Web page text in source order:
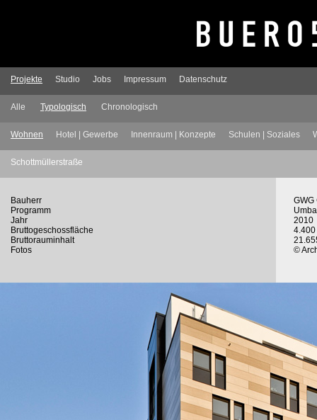
Projekte Studio Jobs Impressum Datenschutz
Alle Typologisch Chronologisch
Wohnen Hotel | Gewerbe Innenraum | Konzepte Schulen | Soziales
Schottmüllerstraße
Bauherr
Programm
Jahr
Bruttogeschossfläche
Bruttorauminhalt
Fotos
GWG
2010
4.400
©